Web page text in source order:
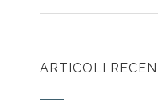
ARTICOLI